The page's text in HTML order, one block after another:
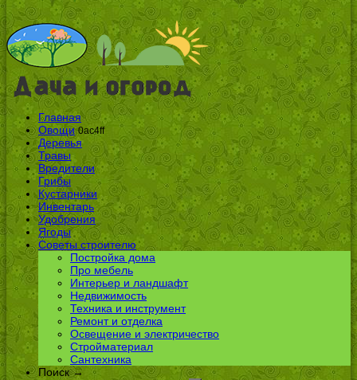
Главная
Овощи 0ac4ff
Деревья
Травы
Вредители
Грибы
Кустарники
Инвентарь
Удобрения
Ягоды
Советы строителю
Постройка дома
Про мебель
Интерьер и ландшафт
Недвижимость
Техника и инструмент
Ремонт и отделка
Освещение и электричество
Стройматериал
Сантехника
Поиск →